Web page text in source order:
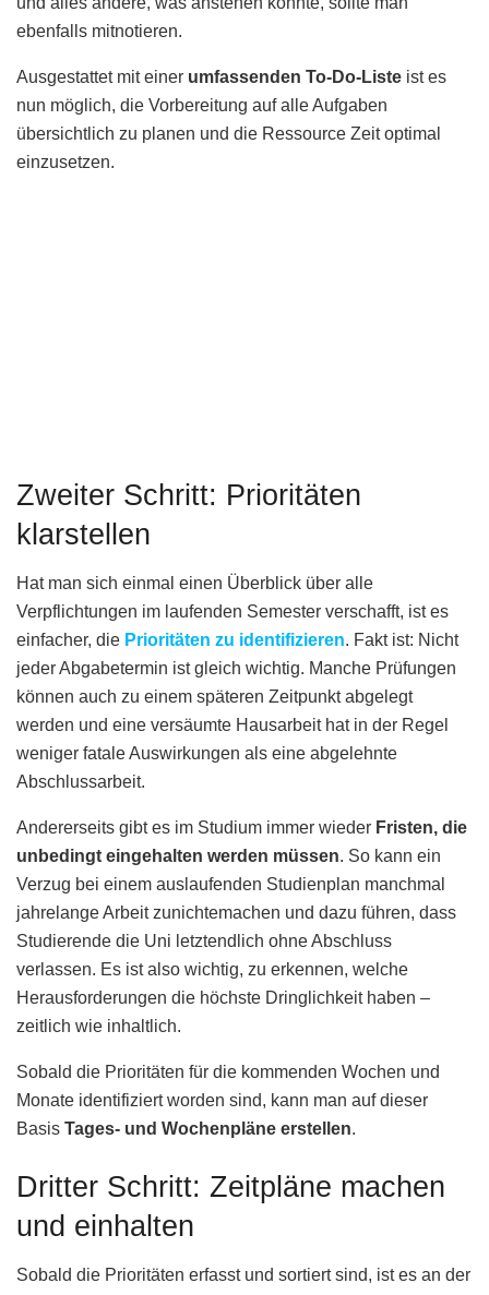
ebenfalls mitnotieren.
Ausgestattet mit einer umfassenden To-Do-Liste ist es
nun möglich, die Vorbereitung auf alle Aufgaben
übersichtlich zu planen und die Ressource Zeit optimal
einzusetzen.
Zweiter Schritt: Prioritäten
klarstellen
Hat man sich einmal einen Überblick über alle
Verpflichtungen im laufenden Semester verschafft, ist es
einfacher, die Prioritäten zu identifizieren. Fakt ist: Nicht
jeder Abgabetermin ist gleich wichtig. Manche Prüfungen
können auch zu einem späteren Zeitpunkt abgelegt
werden und eine versäumte Hausarbeit hat in der Regel
weniger fatale Auswirkungen als eine abgelehnte
Abschlussarbeit.
Andererseits gibt es im Studium immer wieder Fristen, die
unbedingt eingehalten werden müssen. So kann ein
Verzug bei einem auslaufenden Studienplan manchmal
jahrelange Arbeit zunichtemachen und dazu führen, dass
Studierende die Uni letztendlich ohne Abschluss
verlassen. Es ist also wichtig, zu erkennen, welche
Herausforderungen die höchste Dringlichkeit haben –
zeitlich wie inhaltlich.
Sobald die Prioritäten für die kommenden Wochen und
Monate identifiziert worden sind, kann man auf dieser
Basis Tages- und Wochenpläne erstellen.
Dritter Schritt: Zeitpläne machen
und einhalten
Sobald die Prioritäten erfasst und sortiert sind, ist es an der